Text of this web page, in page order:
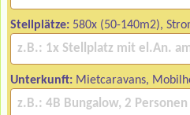
Stellplätze: 580x (50-140m2),
Unterkunft: Mietcaravans,